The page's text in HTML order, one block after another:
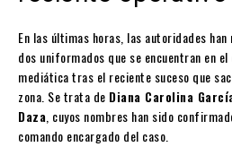
En las últimas horas, las autoridades
dos uniformados que se encuentran en
mediática tras el reciente suceso que
zona. Se trata de Diana Carolina
Daza, cuyos nombres han sido
comando encargado del caso.